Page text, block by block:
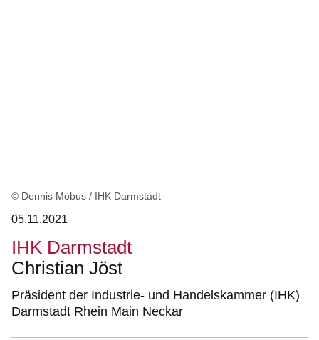
© Dennis Möbus / IHK Darmstadt
05.11.2021
IHK Darmstadt
Christian Jöst
Präsident der Industrie- und Handelskammer (IHK)
Darmstadt Rhein Main Neckar